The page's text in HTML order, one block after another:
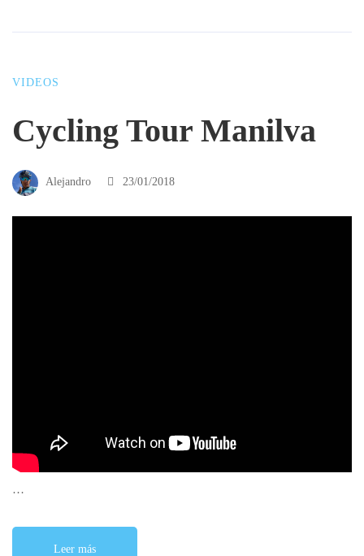
VIDEOS
Cycling Tour Manilva
Alejandro 23/01/2018
…
Leer más